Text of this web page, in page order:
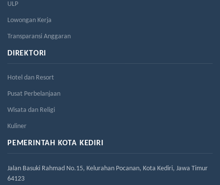
ULP
Lowongan Kerja
Transparansi Anggaran
DIREKTORI
Hotel dan Resort
Pusat Perbelanjaan
Wisata dan Religi
Kuliner
PEMERINTAH KOTA KEDIRI
Jalan Basuki Rahmad No.15, Kelurahan Pocanan, Kota Kediri, Jawa Timur
64123